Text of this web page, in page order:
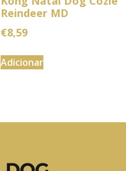
Reindeer MD
€8,59
Adicionar